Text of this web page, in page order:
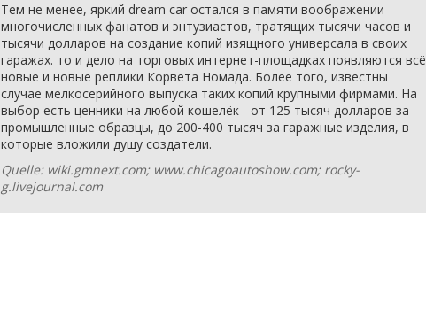
Тем не менее, яркий dream car остался в памяти воображении
многочисленных фанатов и энтузиастов, тратящих тысячи часов и
тысячи долларов на создание копий изящного универсала в своих
гаражах. то и дело на торговых интернет-площадках появляются всё
новые и новые реплики Корвета Номада. Более того, известны
случае мелкосерийного выпуска таких копий крупными фирмами. На
выбор есть ценники на любой кошелёк - от 125 тысяч долларов за
промышленные образцы, до 200-400 тысяч за гаражные изделия, в
которые вложили душу создатели.
Quelle: wiki.gmnext.com; www.chicagoautoshow.com; rocky-
g.livejournal.com